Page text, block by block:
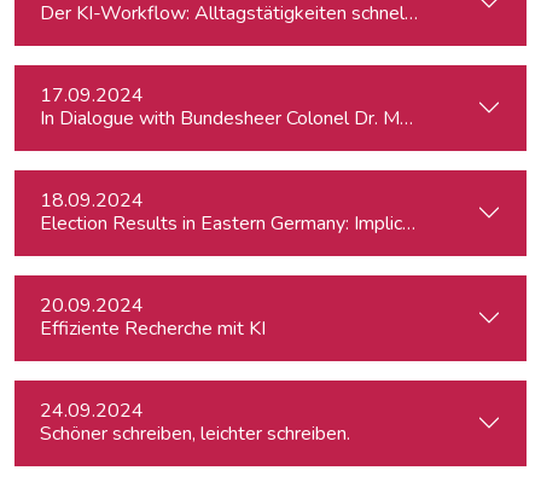
Der KI-Workflow: Alltagstätigkeiten schneller und
17.09.2024
In Dialogue with Bundesheer Colonel Dr. Markus Reisner -
18.09.2024
Election Results in Eastern Germany:
20.09.2024
Effiziente Recherche mit KI
24.09.2024
Schöner schreiben, leichter schreiben.